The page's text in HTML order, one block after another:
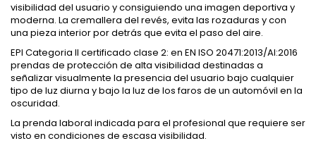
visibilidad del usuario y consiguiendo una imagen deportiva y
moderna. La cremallera del revés, evita las rozaduras y con
una pieza interior por detrás que evita el paso del aire.
EPI Categoria II certificado clase 2: en EN ISO 20471:2013/AI:2016
prendas de protección de alta visibilidad destinadas a
señalizar visualmente la presencia del usuario bajo cualquier
tipo de luz diurna y bajo la luz de los faros de un automóvil en la
oscuridad.
La prenda laboral indicada para el profesional que requiere ser
visto en condiciones de escasa visibilidad.